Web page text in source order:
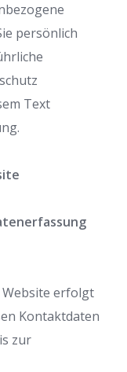
persönlich
Text
erfolgt
Kontaktdaten
zur